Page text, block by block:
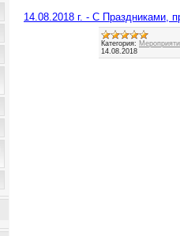
14.08.2018 г. - С Праздниками,
Категория:
14.08.2018